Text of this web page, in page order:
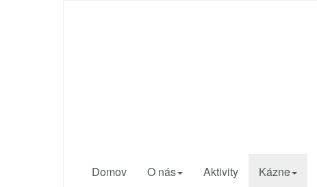
Domov O nás Aktivity Kázne